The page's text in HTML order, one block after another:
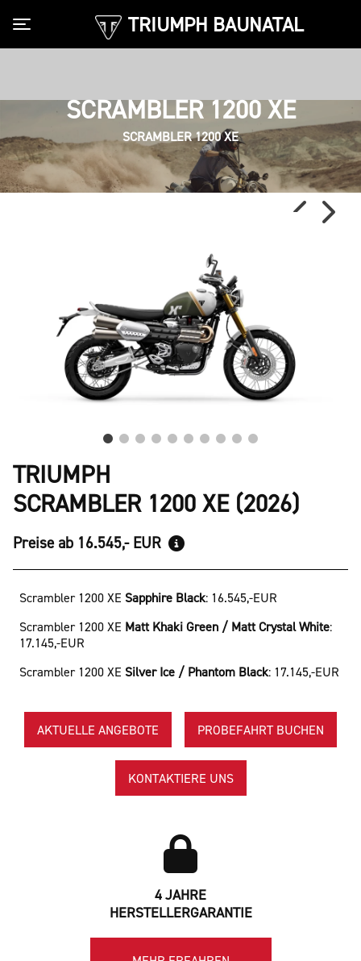
TRIUMPH BAUNATAL
Toggle navigation
SCRAMBLER 1200 XE
SCRAMBLER 1200 XE
TRIUMPH
SCRAMBLER 1200 XE (2026)
Preise ab 16.545,- EUR
Scrambler 1200 XE Sapphire Black: 16.545,-EUR
Scrambler 1200 XE Matt Khaki Green / Matt Crystal White:
17.145,-EUR
Scrambler 1200 XE Silver Ice / Phantom Black: 17.145,-EUR
PROBEFAHRT BUCHEN
AKTUELLE ANGEBOTE
KONTAKTIERE UNS
4 JAHRE
HERSTELLERGARANTIE